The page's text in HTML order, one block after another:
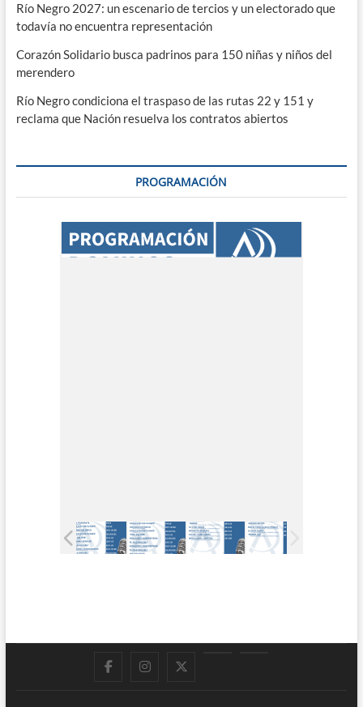
Río Negro 2027: un escenario de tercios y un electorado que
todavía no encuentra representación
Corazón Solidario busca padrinos para 150 niñas y niños del
merendero
Río Negro condiciona el traspaso de las rutas 22 y 151 y
reclama que Nación resuelva los contratos abiertos
PROGRAMACIÓN
FacebookInstagram